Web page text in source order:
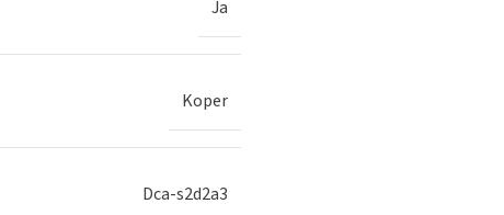
Ja
Koper
Dca-s2d2a3